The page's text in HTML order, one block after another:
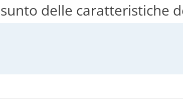
delle caratteristiche